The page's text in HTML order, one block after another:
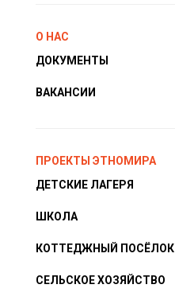
О НАС
ДОКУМЕНТЫ
ВАКАНСИИ
ПРОЕКТЫ ЭТНОМИРА
ДЕТСКИЕ ЛАГЕРЯ
ШКОЛА
КОТТЕДЖНЫЙ ПОСЁЛОК
СЕЛЬСКОЕ ХОЗЯЙСТВО